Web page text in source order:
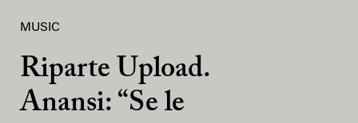
MUSIC
Riparte Upload.
Anansi: “Se le